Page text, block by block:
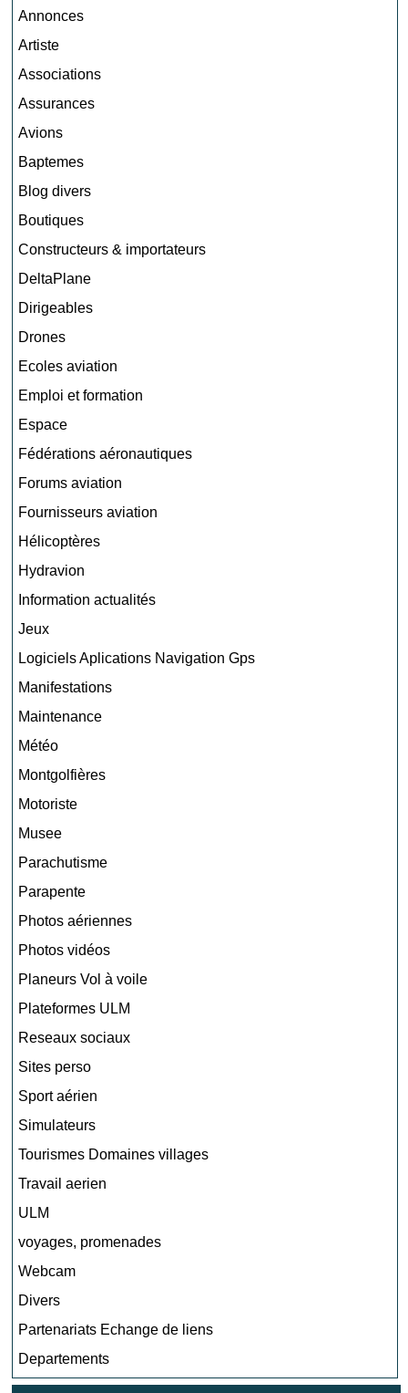
Annonces
Artiste
Associations
Assurances
Avions
Baptemes
Blog divers
Boutiques
Constructeurs & importateurs
DeltaPlane
Dirigeables
Drones
Ecoles aviation
Emploi et formation
Espace
Fédérations aéronautiques
Forums aviation
Fournisseurs aviation
Hélicoptères
Hydravion
Information actualités
Jeux
Logiciels Aplications Navigation Gps
Manifestations
Maintenance
Météo
Montgolfières
Motoriste
Musee
Parachutisme
Parapente
Photos aériennes
Photos vidéos
Planeurs Vol à voile
Plateformes ULM
Reseaux sociaux
Sites perso
Sport aérien
Simulateurs
Tourismes Domaines villages
Travail aerien
ULM
voyages, promenades
Webcam
Divers
Partenariats Echange de liens
Departements